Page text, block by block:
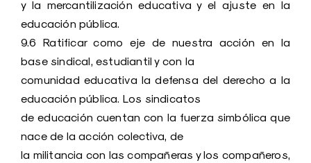
y la mercantilización educativa y el ajuste en la
educación pública.
9.6 Ratificar como eje de nuestra acción en la
base sindical, estudiantil y con la
comunidad educativa la defensa del derecho a la
educación pública. Los sindicatos
de educación cuentan con la fuerza simbólica que
nace de la acción colectiva, de
la militancia con las compañeras y los compañeros,